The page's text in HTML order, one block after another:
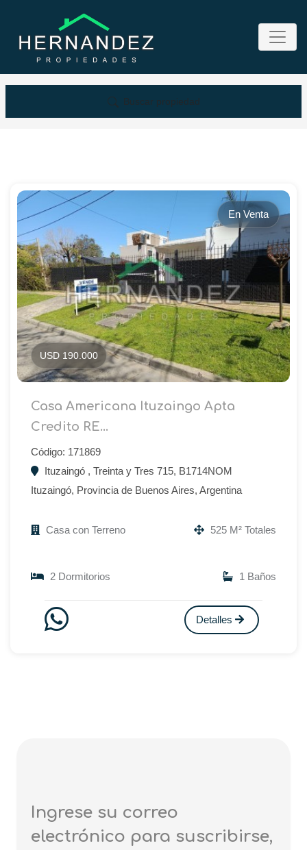
Buscar propiedad
En Venta
USD 190.000
Casa Americana Ituzaingo Apta
Credito RE...
Código: 171869
Ituzaingó , Treinta y Tres 715, B1714NOM
Ituzaingó, Provincia de Buenos Aires, Argentina
Casa con Terreno 525 M² Totales
2 Dormitorios 1 Baños
Detalles
Ingrese su correo
electrónico para suscribirse,